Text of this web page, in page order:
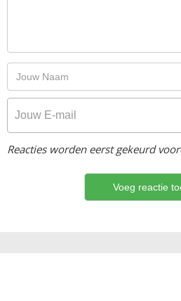
Reacties worden eerst gekeurd